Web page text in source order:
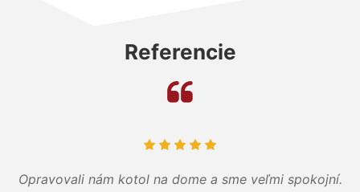
Referencie
Opravovali nám kotol na dome a sme veľmi spokojní.